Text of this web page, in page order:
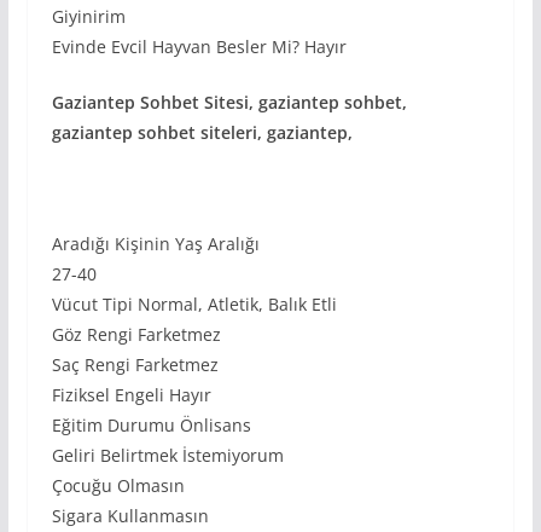
Giyinirim
Evinde Evcil Hayvan Besler Mi? Hayır
Gaziantep Sohbet Sitesi, gaziantep sohbet,
gaziantep sohbet siteleri, gaziantep,
Aradığı Kişinin Yaş Aralığı
27-40
Vücut Tipi Normal, Atletik, Balık Etli
Göz Rengi Farketmez
Saç Rengi Farketmez
Fiziksel Engeli Hayır
Eğitim Durumu Önlisans
Geliri Belirtmek İstemiyorum
Çocuğu Olmasın
Sigara Kullanmasın